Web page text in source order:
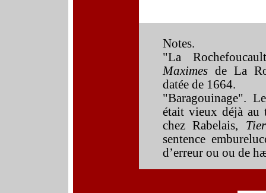
Notes.
"La
Maximesde La
datée de 1664.
"Baragouinage".
étaitvieux déjà au
chez Rabelais,
sentence
d’erreur ou ou de